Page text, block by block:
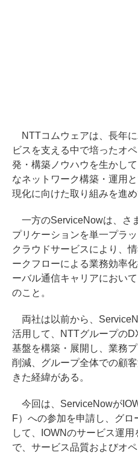
NTTコムウェアは、長年
ビスを支える中で培ったオ
発・構築ノウハウを生かし
なネットワーク構築・運用
現化に向けた取り組みを進め
一方のServiceNowは、さ
プリケーションを単一プラ
クラウドサービスにより、
ークフローによる業務効率
ーバル通信キャリアにおい
のこと。
両社は以前から、
活用して、NTTグループの
基盤を構築・展開し、業務
削減、グループ全体での顧
きた経緯がある。
今回は、ServiceNowが
F）への参加を申請し、グロ
して、IOWNのサービス運
で、サービス品質およびオ